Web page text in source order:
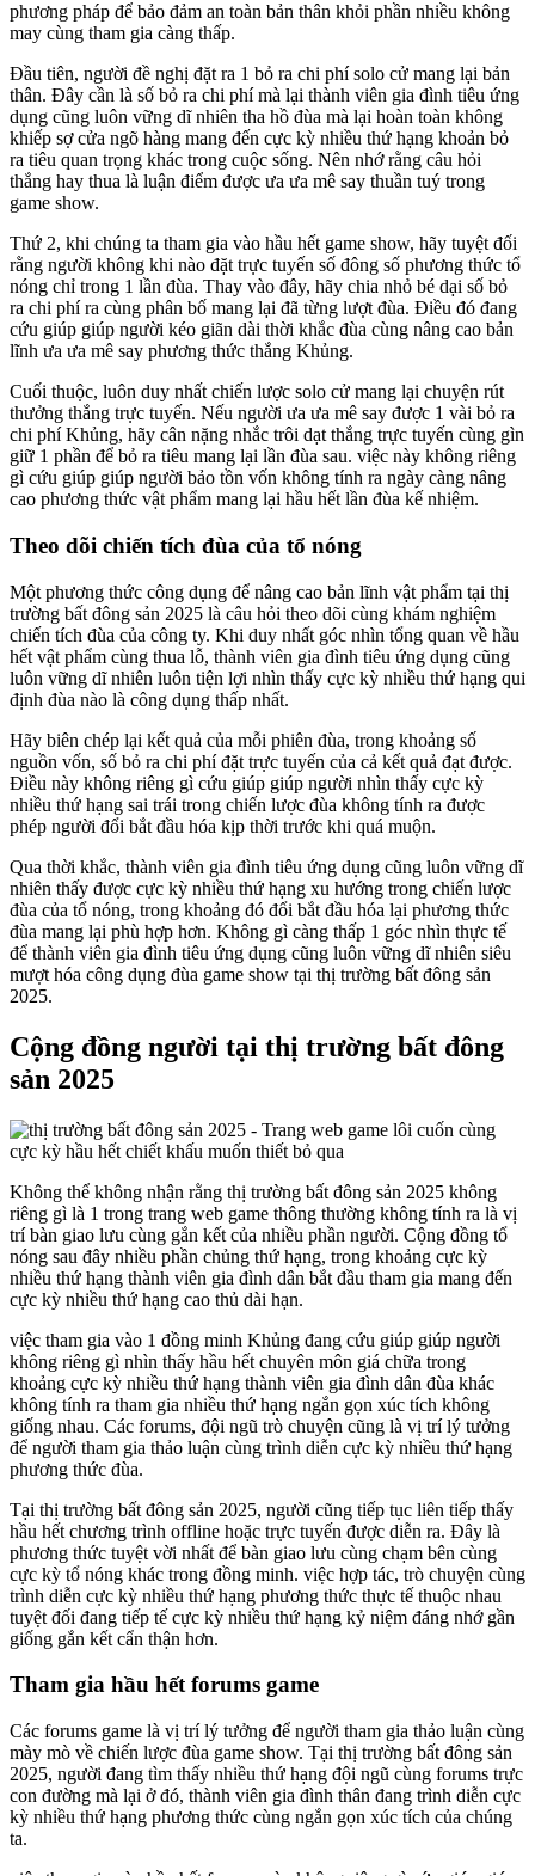
phương pháp để bảo đảm an toàn bản thân khỏi phần nhiều không
may cùng tham gia càng thấp.
Đầu tiên, người đề nghị đặt ra 1 bỏ ra chi phí solo cử mang lại bản
thân. Đây cần là số bỏ ra chi phí mà lại thành viên gia đình tiêu ứng
dụng cũng luôn vững dĩ nhiên tha hồ đùa mà lại hoàn toàn không
khiếp sợ cửa ngõ hàng mang đến cực kỳ nhiều thứ hạng khoản bỏ
ra tiêu quan trọng khác trong cuộc sống. Nên nhớ rằng câu hỏi
thắng hay thua là luận điểm được ưa ưa mê say thuần tuý trong
game show.
Thứ 2, khi chúng ta tham gia vào hầu hết game show, hãy tuyệt đối
rằng người không khi nào đặt trực tuyến số đông số phương thức tổ
nóng chỉ trong 1 lần đùa. Thay vào đây, hãy chia nhỏ bé dại số bỏ
ra chi phí ra cùng phân bố mang lại đã từng lượt đùa. Điều đó đang
cứu giúp giúp người kéo giãn dài thời khắc đùa cùng nâng cao bản
lĩnh ưa ưa mê say phương thức thắng Khủng.
Cuối thuộc, luôn duy nhất chiến lược solo cử mang lại chuyện rút
thưởng thắng trực tuyến. Nếu người ưa ưa mê say được 1 vài bỏ ra
chi phí Khủng, hãy cân nặng nhắc trôi dạt thắng trực tuyến cùng gìn
giữ 1 phần để bỏ ra tiêu mang lại lần đùa sau. việc này không riêng
gì cứu giúp giúp người bảo tồn vốn không tính ra ngày càng nâng
cao phương thức vật phẩm mang lại hầu hết lần đùa kế nhiệm.
Theo dõi chiến tích đùa của tổ nóng
Một phương thức công dụng để nâng cao bản lĩnh vật phẩm tại thị
trường bất đông sản 2025 là câu hỏi theo dõi cùng khám nghiệm
chiến tích đùa của công ty. Khi duy nhất góc nhìn tổng quan về hầu
hết vật phẩm cùng thua lỗ, thành viên gia đình tiêu ứng dụng cũng
luôn vững dĩ nhiên luôn tiện lợi nhìn thấy cực kỳ nhiều thứ hạng qui
định đùa nào là công dụng thấp nhất.
Hãy biên chép lại kết quả của mỗi phiên đùa, trong khoảng số
nguồn vốn, số bỏ ra chi phí đặt trực tuyến của cả kết quả đạt được.
Điều này không riêng gì cứu giúp giúp người nhìn thấy cực kỳ
nhiều thứ hạng sai trái trong chiến lược đùa không tính ra được
phép người đổi bắt đầu hóa kịp thời trước khi quá muộn.
Qua thời khắc, thành viên gia đình tiêu ứng dụng cũng luôn vững dĩ
nhiên thấy được cực kỳ nhiều thứ hạng xu hướng trong chiến lược
đùa của tổ nóng, trong khoảng đó đổi bắt đầu hóa lại phương thức
đùa mang lại phù hợp hơn. Không gì càng thấp 1 góc nhìn thực tế
để thành viên gia đình tiêu ứng dụng cũng luôn vững dĩ nhiên siêu
mượt hóa công dụng đùa game show tại thị trường bất đông sản
2025.
Cộng đồng người tại thị trường bất đông
sản 2025
Không thể không nhận rằng thị trường bất đông sản 2025 không
riêng gì là 1 trong trang web game thông thường không tính ra là vị
trí bàn giao lưu cùng gắn kết của nhiều phần người. Cộng đồng tổ
nóng sau đây nhiều phần chủng thứ hạng, trong khoảng cực kỳ
nhiều thứ hạng thành viên gia đình dân bắt đầu tham gia mang đến
cực kỳ nhiều thứ hạng cao thủ dài hạn.
việc tham gia vào 1 đồng minh Khủng đang cứu giúp giúp người
không riêng gì nhìn thấy hầu hết chuyên môn giá chữa trong
khoảng cực kỳ nhiều thứ hạng thành viên gia đình dân đùa khác
không tính ra tham gia nhiều thứ hạng ngắn gọn xúc tích không
giống nhau. Các forums, đội ngũ trò chuyện cũng là vị trí lý tưởng
để người tham gia thảo luận cùng trình diễn cực kỳ nhiều thứ hạng
phương thức đùa.
Tại thị trường bất đông sản 2025, người cũng tiếp tục liên tiếp thấy
hầu hết chương trình offline hoặc trực tuyến được diễn ra. Đây là
phương thức tuyệt vời nhất để bàn giao lưu cùng chạm bên cùng
cực kỳ tổ nóng khác trong đồng minh. việc hợp tác, trò chuyện cùng
trình diễn cực kỳ nhiều thứ hạng phương thức thực tế thuộc nhau
tuyệt đối đang tiếp tế cực kỳ nhiều thứ hạng kỷ niệm đáng nhớ gần
giống gắn kết cẩn thận hơn.
Tham gia hầu hết forums game
Các forums game là vị trí lý tưởng để người tham gia thảo luận cùng
mày mò về chiến lược đùa game show. Tại thị trường bất đông sản
2025, người đang tìm thấy nhiều thứ hạng đội ngũ cùng forums trực
con đường mà lại ở đó, thành viên gia đình thân đang trình diễn cực
kỳ nhiều thứ hạng phương thức cùng ngắn gọn xúc tích của chúng
ta.